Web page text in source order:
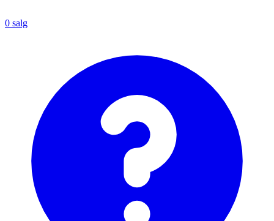
0 salg